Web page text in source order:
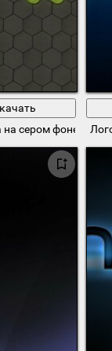
сером фоне для